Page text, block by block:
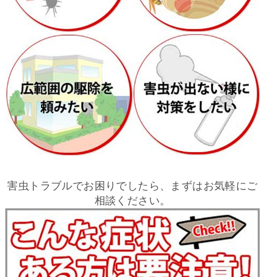
害虫トラブルでお困りでしたら、まずはお気軽にご
相談ください。